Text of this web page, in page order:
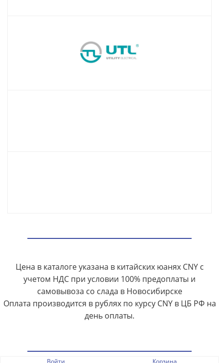
Войти Корзина
Цена в каталоге указана в китайских юанях CNY с
учетом НДС при условии 100% предоплаты и
самовывоза со слада в Новосибирске
Оплата производится в рублях по курсу CNY в ЦБ РФ на
день оплаты.